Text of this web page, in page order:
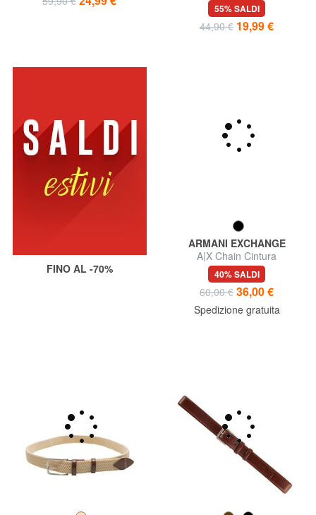
55% SALDI
44,90 € 19,99 €
FINO AL -70%
ARMANI EXCHANGE
A|X Chain Cintura
40% SALDI
60,00 € 36,00 €
Spedizione gratuita